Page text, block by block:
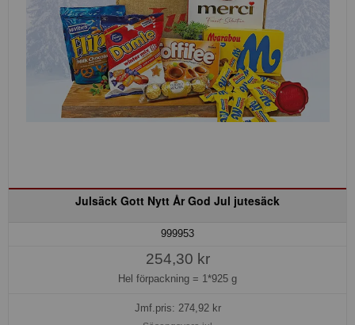
Julsäck Gott Nytt År God Jul jutesäck
999953
254,30 kr
Hel förpackning = 1*925 g
Jmf.pris: 274,92kr